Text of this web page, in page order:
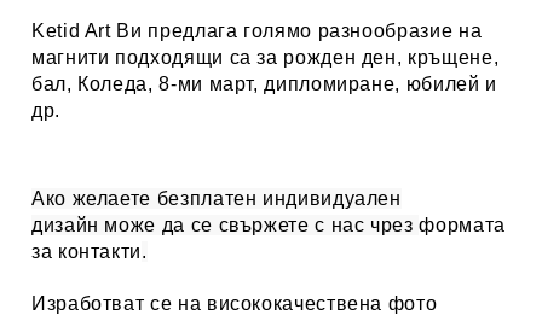
Ketid ArtВи предлага голямо разнообразие на
магнити подходящи са за рожден ден, кръщене,
бал, Коледа, 8-ми март, дипломиране, юбилей и
др.
Ако желаете безплатен индивидуален
дизайн може да се свържете с нас чрезформата
за контакти.
Изработват се на висококачествена фото